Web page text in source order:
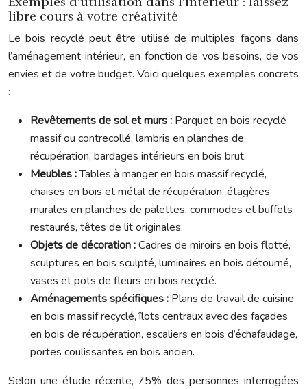
libre cours à votre créativité
Le bois recyclé peut être utilisé de multiples façons dans
l’aménagement intérieur, en fonction de vos besoins, de vos
envies et de votre budget. Voici quelques exemples concrets
:
Revêtements de sol et murs : Parquet en bois recyclé
massif ou contrecollé, lambris en planches de
récupération, bardages intérieurs en bois brut.
Meubles :Tables à manger en bois massif recyclé,
chaises en bois et métal de récupération, étagères
murales en planches de palettes, commodes et buffets
restaurés, têtes de lit originales.
Objets de décoration :Cadres de miroirs en bois flotté,
sculptures en bois sculpté, luminaires en bois détourné,
vases et pots de fleurs en bois recyclé.
Aménagements spécifiques : Plans de travail de cuisine
en bois massif recyclé, îlots centraux avec des façades
en bois de récupération, escaliers en bois d’échafaudage,
portes coulissantes en bois ancien.
Selon une étude récente, 75% des personnes interrogées